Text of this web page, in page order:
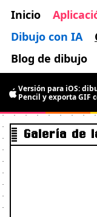
Inicio
Dibujo con IA
Blog de dibujo
Versión para iOS:
Pencil y exporta GIF
Galería de